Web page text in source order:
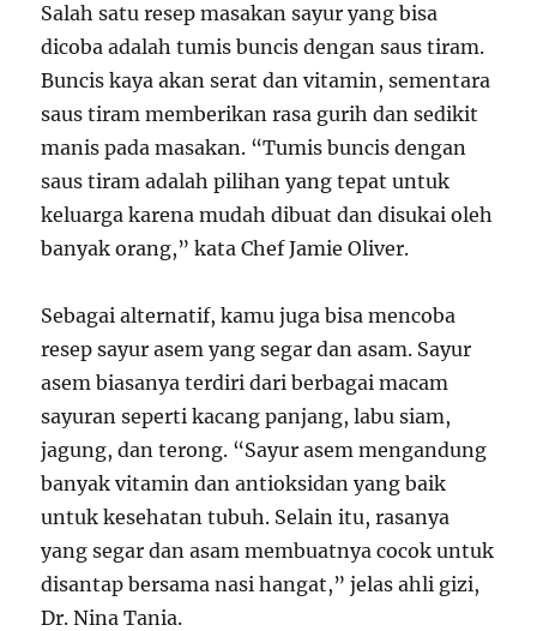
Salah satu resep masakan sayur yang bisa
dicoba adalah tumis buncis dengan saus tiram.
Buncis kaya akan serat dan vitamin, sementara
saus tiram memberikan rasa gurih dan sedikit
manis pada masakan. “Tumis buncis dengan
saus tiram adalah pilihan yang tepat untuk
keluarga karena mudah dibuat dan disukai oleh
banyak orang,” kata Chef Jamie Oliver.
Sebagai alternatif, kamu juga bisa mencoba
resep sayur asem yang segar dan asam. Sayur
asem biasanya terdiri dari berbagai macam
sayuran seperti kacang panjang, labu siam,
jagung, dan terong. “Sayur asem mengandung
banyak vitamin dan antioksidan yang baik
untuk kesehatan tubuh. Selain itu, rasanya
yang segar dan asam membuatnya cocok untuk
disantap bersama nasi hangat,” jelas ahli gizi,
Dr. Nina Tania.